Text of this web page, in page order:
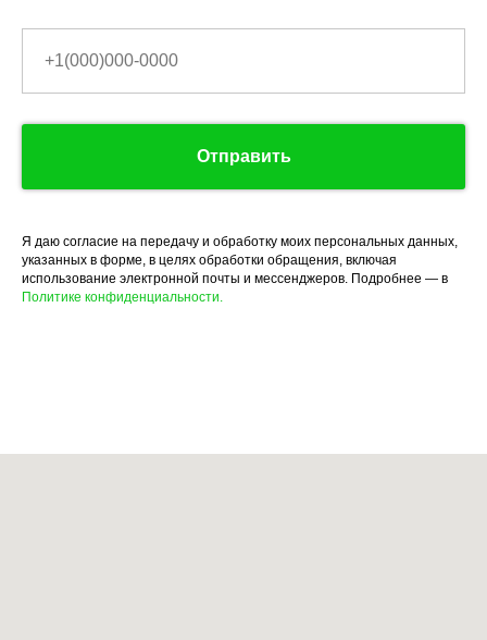
Отправить
Я даю согласие на передачу и обработку моих персональных данных,
указанных в форме, в целях обработки обращения, включая
использование электронной почты и мессенджеров. Подробнее — в
Политике конфиденциальности.